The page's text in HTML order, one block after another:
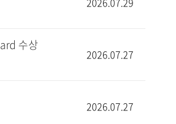
수상
2026.07.27
2026.07.27